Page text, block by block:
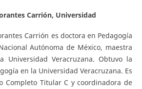
Carrión, Universidad
Carrión es doctora en Pedagogía
Autónoma de México, maestra
Universidad Veracruzana. Obtuvo la
en la Universidad Veracruzana. Es
Completo Titular C y coordinadora de